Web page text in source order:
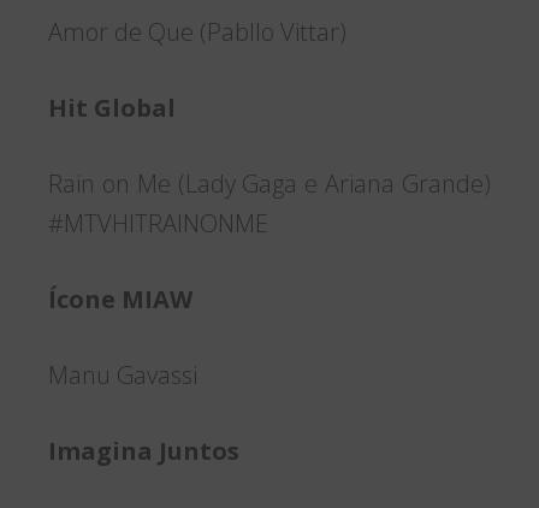
Amor de Que (Pabllo Vittar)
Hit Global
Rain on Me (Lady Gaga e Ariana Grande)
#MTVHITRAINONME
Ícone MIAW
Manu Gavassi
Imagina Juntos